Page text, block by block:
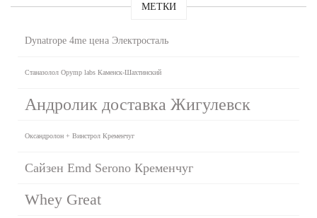
МЕТКИ
Dynatrope 4me цена Электросталь
Станазолол Opymp labs Каменск-Шахтинский
Андролик доставка Жигулевск
Оксандролон + Винстрол Кременчуг
Сайзен Emd Serono Кременчуг
Whey Great